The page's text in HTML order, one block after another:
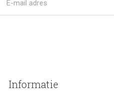
Informatie